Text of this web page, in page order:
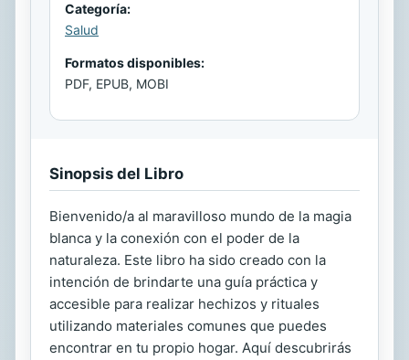
Categoría:
Salud
Formatos disponibles:
PDF, EPUB, MOBI
Sinopsis del Libro
Bienvenido/a al maravilloso mundo de la magia
blanca y la conexión con el poder de la
naturaleza. Este libro ha sido creado con la
intención de brindarte una guía práctica y
accesible para realizar hechizos y rituales
utilizando materiales comunes que puedes
encontrar en tu propio hogar. Aquí descubrirás